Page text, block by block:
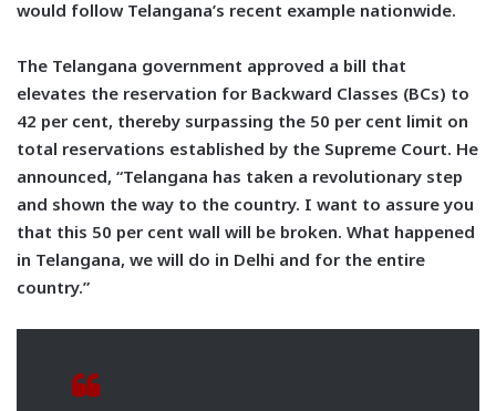
would follow Telangana’s recent example nationwide.
The Telangana government approved a bill that
elevates the reservation for Backward Classes (BCs) to
42 per cent, thereby surpassing the 50 per cent limit on
total reservations established by the Supreme Court. He
announced, “Telangana has taken a revolutionary step
and shown the way to the country. I want to assure you
that this 50 per cent wall will be broken. What happened
in Telangana, we will do in Delhi and for the entire
country.”